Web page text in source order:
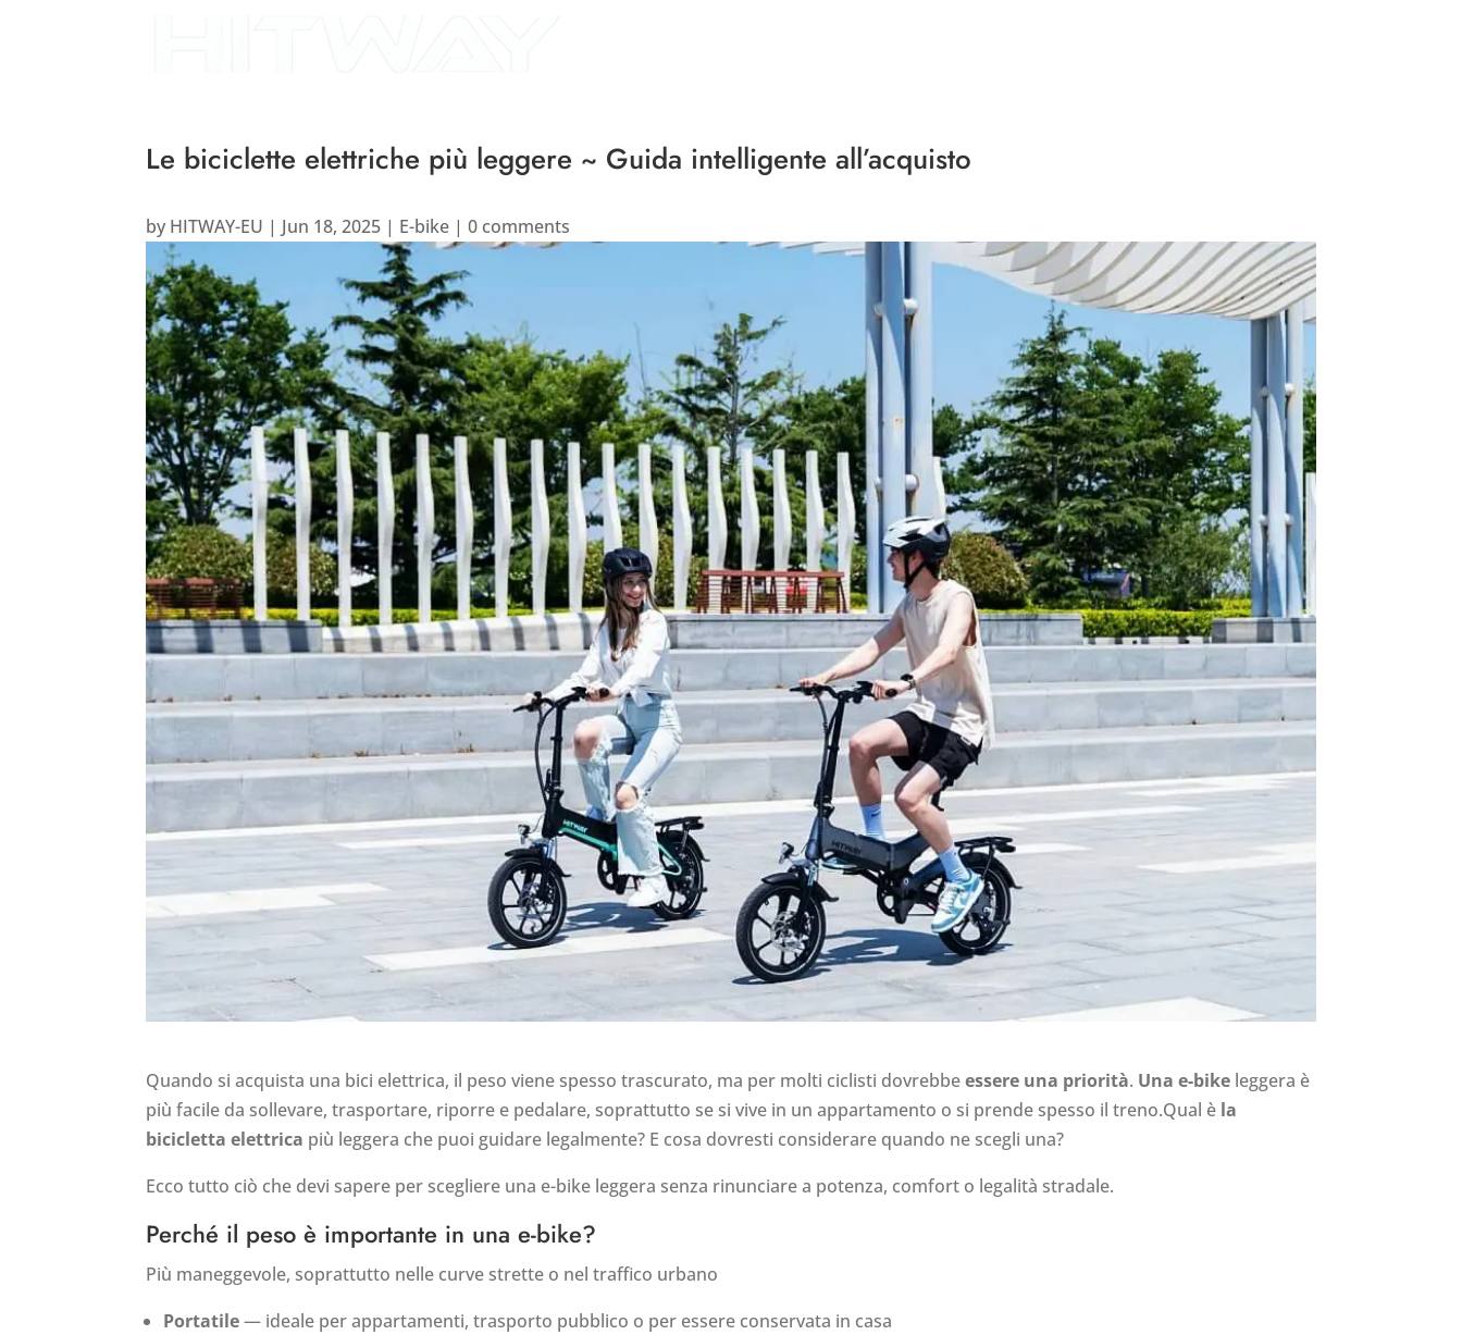
Le biciclette elettriche più leggere ~ Guida intelligente all’acquisto
by HITWAY-EU | Jun 18, 2025 | E-bike |0 comments
Quando si acquista una bici elettrica, il peso viene spesso trascurato, ma per molti ciclisti dovrebbeessere una priorità. Una e-bike leggera è
più facile da sollevare, trasportare, riporre e pedalare, soprattutto se si vive in un appartamento o si prende spesso il treno.Qual è la
bicicletta elettrica più leggera che puoi guidare legalmente? E cosa dovresti considerare quando ne scegli una?
Ecco tutto ciò che devi sapere per scegliere una e-bike leggera senza rinunciare a potenza, comfort o legalità stradale.
Perché il peso è importante in una e-bike?
Più maneggevole, soprattutto nelle curve strette o nel traffico urbano
Portatile— ideale per appartamenti, trasporto pubblico o per essere conservata in casa